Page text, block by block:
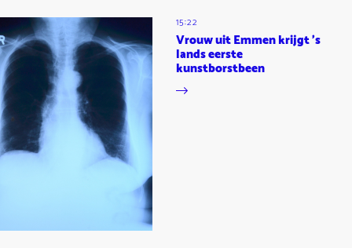
15:22
Vrouw uit Emmen krijgt 's
lands eerste
kunstborstbeen